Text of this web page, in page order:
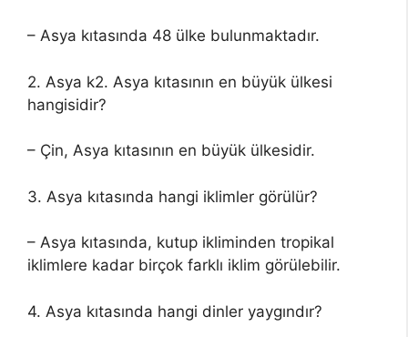
– Asya kıtasında 48 ülke bulunmaktadır.
2. Asya k2. Asya kıtasının en büyük ülkesi
hangisidir?
– Çin, Asya kıtasının en büyük ülkesidir.
3. Asya kıtasında hangi iklimler görülür?
– Asya kıtasında, kutup ikliminden tropikal
iklimlere kadar birçok farklı iklim görülebilir.
4. Asya kıtasında hangi dinler yaygındır?